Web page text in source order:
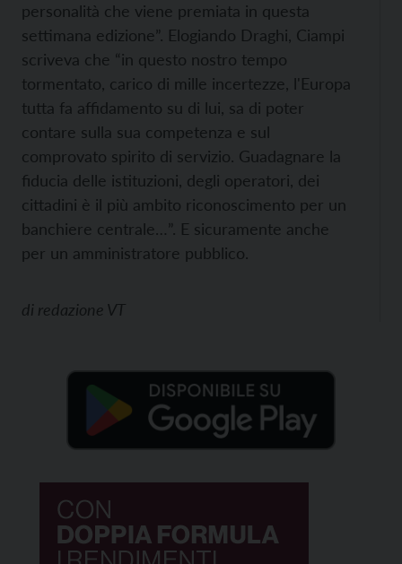
personalità che viene premiata in questa
settimana edizione”. Elogiando Draghi, Ciampi
scriveva che “in questo nostro tempo
tormentato, carico di mille incertezze, l'Europa
tutta fa affidamento su di lui, sa di poter
contare sulla sua competenza e sul
comprovato spirito di servizio. Guadagnare la
fiducia delle istituzioni, degli operatori, dei
cittadini è il più ambito riconoscimento per un
banchiere centrale…”. E sicuramente anche
per un amministratore pubblico.
di redazione VT